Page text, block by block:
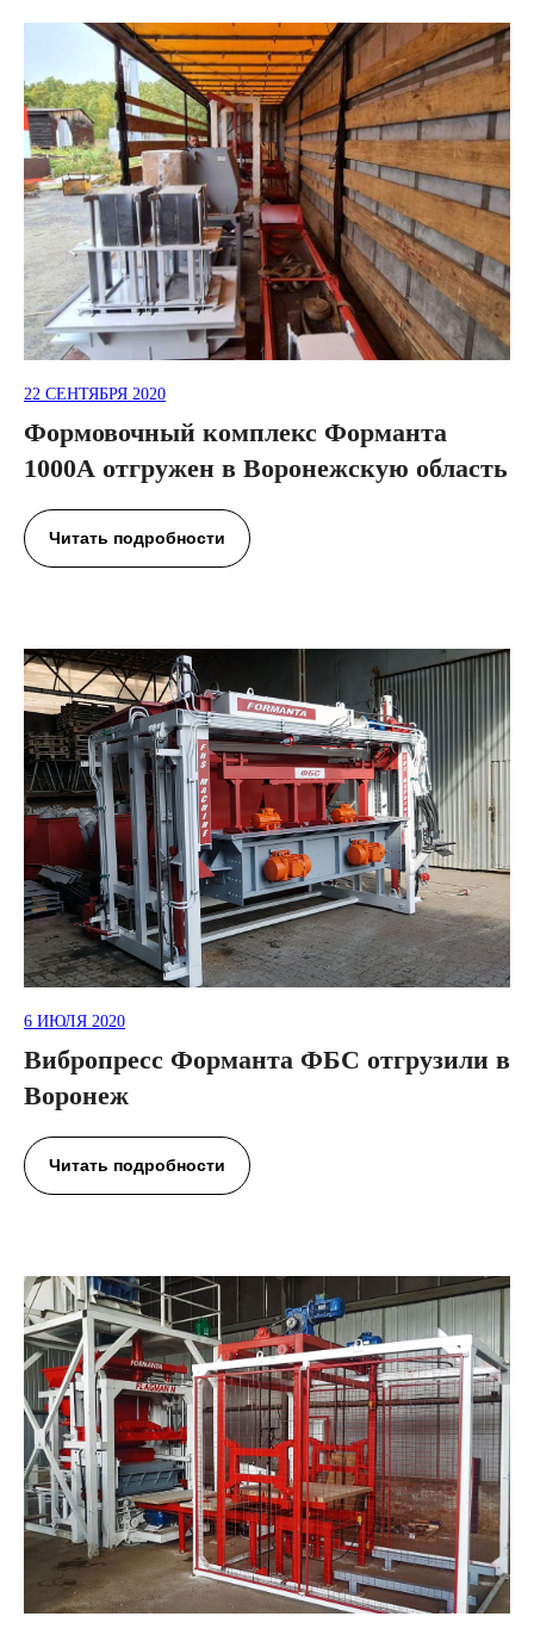
22 СЕНТЯБРЯ 2020
Формовочный комплекс Форманта
1000А отгружен в Воронежскую область
Читать подробности
6 ИЮЛЯ 2020
Вибропресс Форманта ФБС отгрузили в
Воронеж
Читать подробности